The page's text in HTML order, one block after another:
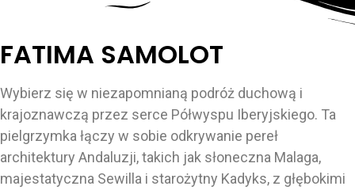
FATIMA SAMOLOT
Wybierz się w niezapomnianą podróż duchową i
krajoznawczą przez serce Półwyspu Iberyjskiego. Ta
pielgrzymka łączy w sobie odkrywanie pereł
architektury Andaluzji, takich jak słoneczna Malaga,
majestatyczna Sewilla i starożytny Kadyks, z głębokimi